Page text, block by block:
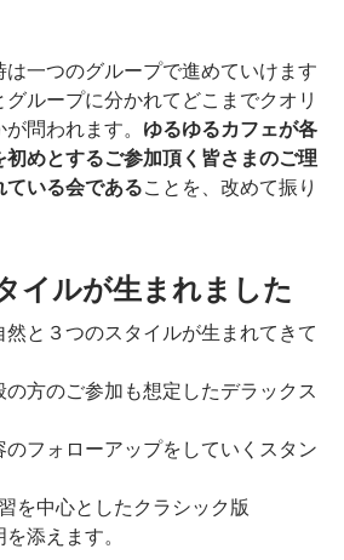
は一つのグループで進めていけます
ループに分かれてどこまでクオリ
問われます。 ゆるゆるカフェが各
めとするご参加頂く皆さまのご理
ている会であることを、改めて振り
イルが生まれました
と３つのスタイルが生まれてきて
の方のご参加も想定したデラックス
のフォローアップをしていくスタン
習を中心としたクラシック版
添えます。